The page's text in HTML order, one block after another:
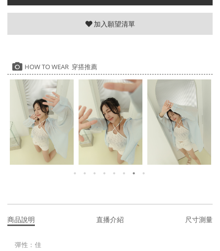
加入願望清單
HOW TO WEAR 穿搭推薦
商品說明 直播介紹 尺寸測量
彈性：佳